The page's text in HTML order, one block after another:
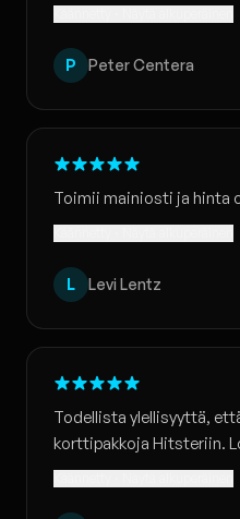
P Peter Centera
Toimii mainiosti ja hinta
L Levi Lentz
Todellista ylellisyyttä,
korttipakkoja Hitsteriin.